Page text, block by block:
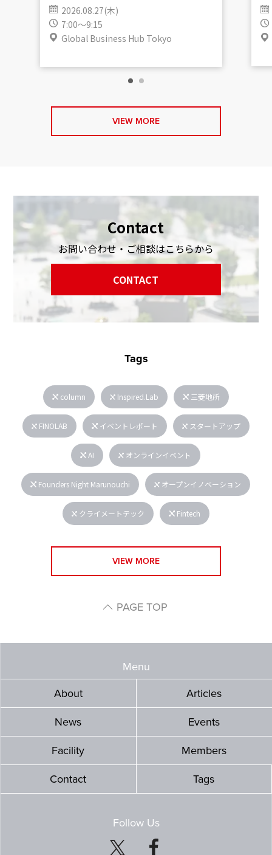
2026.08.27(木)
7:00～9:15
Global Business Hub Tokyo
VIEW MORE
Contact
お問い合わせ・ご相談はこちらから
CONTACT
Tags
column Inspired.Lab 三菱地所
FINOLAB イベントレポート スタートアップ
AI オンラインイベント
Founders Night Marunouchi オープンイノベーション
クライメートテック Fintech
VIEW MORE
PAGE TOP
Menu
About
Articles
News Events
Facility Members
Contact Tags
Follow Us